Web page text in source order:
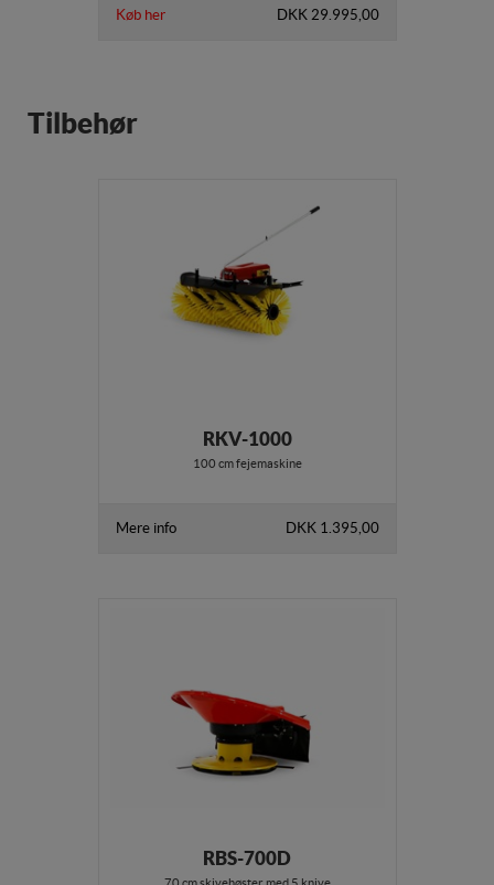
Køb her DKK 29.995,00
Tilbehør
RKV-1000
100 cm fejemaskine
Mere info DKK 1.395,00
RBS-700D
flere hjemmesider og registrerer, hvad brugeren